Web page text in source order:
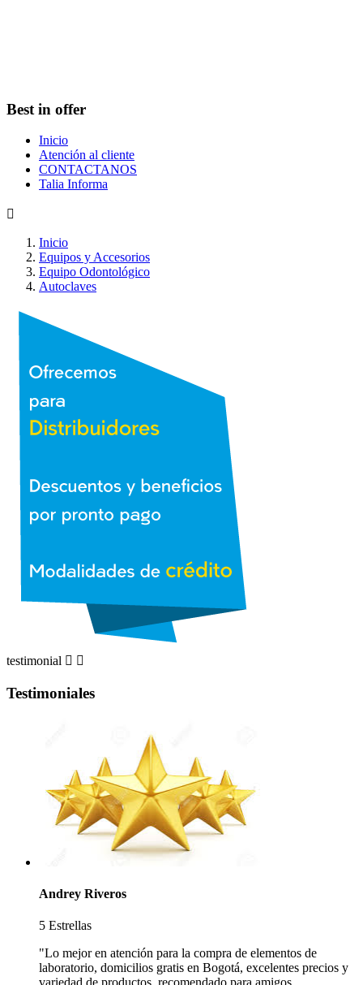
Best in offer
Inicio
Atención al cliente
CONTACTANOS
Talia Informa

Inicio
Equipos y Accesorios
Equipo Odontológico
Autoclaves
testimonial  
Testimoniales
Andrey Riveros
5 Estrellas
"Lo mejor en atención para la compra de elementos de
laboratorio, domicilios gratis en Bogotá, excelentes precios y